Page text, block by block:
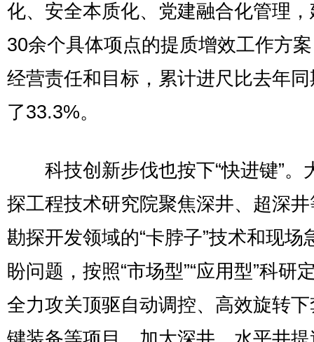
化、安全本质化、党建融合化管理
30余个具体项点的提质增效工作方
经营责任和目标，累计进尺比去年
了33.3%。
科技创新步伐也按下“快进键”。
探工程技术研究院聚焦深井、超深
勘探开发领域的“卡脖子”技术和现场
盼问题，按照“市场型”“应用型”科研
全力攻关顶驱自动调控、高效旋转